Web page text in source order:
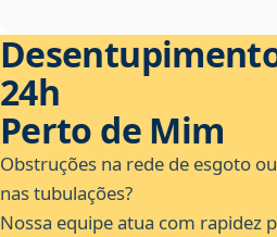
24h
Perto de Mim
Obstruções na rede de esgoto
nas tubulações?
Nossa equipe atua com rapidez